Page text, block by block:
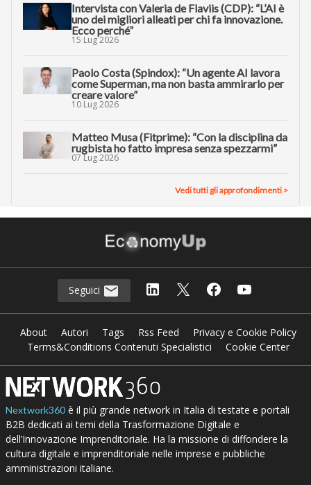
Intervista con Valeria de Flaviis (CDP): “L’AI è
uno dei migliori alleati per chi fa innovazione.
Ecco perché”
15 Lug 2026
Paolo Costa (Spindox): “Un agente AI lavora
come Superman, ma non basta ammirarlo per
creare valore”
10 Lug 2026
Matteo Musa (Fitprime): “Con la disciplina da
rugbista ho fatto impresa senza spezzarmi”
07 Lug 2026
Vedi tutti gli approfondimenti >
Seguici
About Autori Tags Rss Feed
Privacy e Cookie Policy
Terms&Conditions Contenuti Specialistici
Cookie Center
Nextwork360è il più grande network in Italia di testate e portali
B2B dedicati ai temi della Trasformazione Digitale e
dell’Innovazione Imprenditoriale. Ha la missione di diffondere la
cultura digitale e imprenditoriale nelle imprese e pubbliche
amministrazioni italiane.